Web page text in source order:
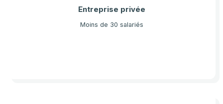
Entreprise privée
Moins de 30 salariés